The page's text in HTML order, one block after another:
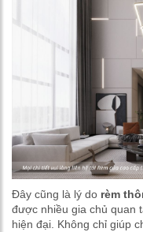
Đây cũng là lý do rèm
được nhiều gia chủ quan
hiện đại. Không chỉ giúp